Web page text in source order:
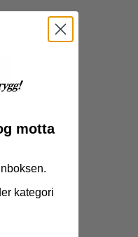
motta
kategori